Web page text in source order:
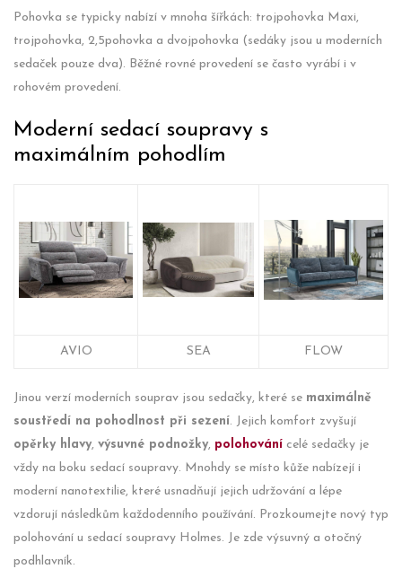
Pohovka se typicky nabízí v mnoha šířkách: trojpohovka Maxi,
trojpohovka, 2,5pohovka a dvojpohovka (sedáky jsou u moderních
sedaček pouze dva). Běžné rovné provedení se často vyrábí i v
rohovém provedení.
Moderní sedací soupravy s
maximálním pohodlím
AVIO SEA FLOW
Jinou verzí moderních souprav jsou sedačky, které se maximálně
soustředí na pohodlnost při sezení. Jejich komfort zvyšují
opěrky hlavy, výsuvné podnožky, polohování celé sedačky je
vždy na boku sedací soupravy. Mnohdy se místo kůže nabízejí i
moderní nanotextilie, které usnadňují jejich udržování a lépe
vzdorují následkům každodenního používání. Prozkoumejte nový typ
polohování u sedací soupravy Holmes. Je zde výsuvný a otočný
podhlavník.